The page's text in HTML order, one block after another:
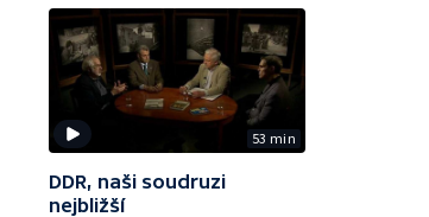
53 min
DDR, naši soudruzi
nejbližší